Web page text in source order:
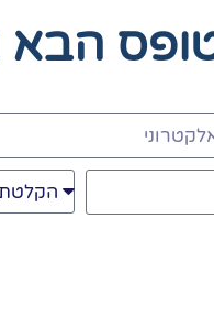
הבא